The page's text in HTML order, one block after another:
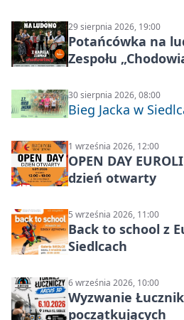
29 sierpnia 2026, 19:00
Potańcówka na
Zespołu
30 sierpnia 2026, 08:00
Bieg Jacka w
1 września 2026, 12:00
OPEN DAY
dzień otwarty
5 września 2026, 11:00
Back to school z
Siedlcach
6 września 2026, 10:00
Wyzwanie
początkujących